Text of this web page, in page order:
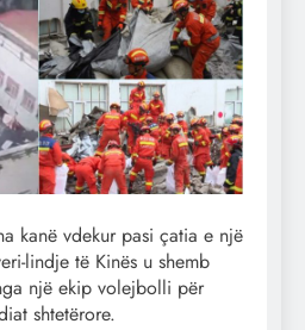
kanë vdekur pasi çatia e një
lindje të Kinës u shemb
një ekip volejbolli për
shtetërore.